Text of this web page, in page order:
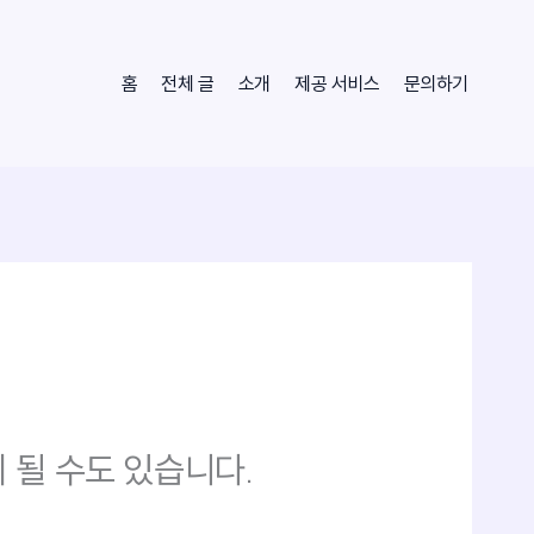
홈 전체 글 소개 제공 서비스 문의하기
될 수도 있습니다.